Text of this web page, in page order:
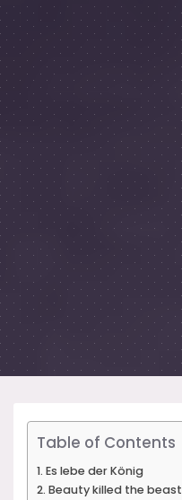
Table of Contents
Es lebe der König
Beauty killed the beast